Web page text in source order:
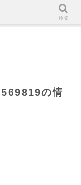
の情
検索